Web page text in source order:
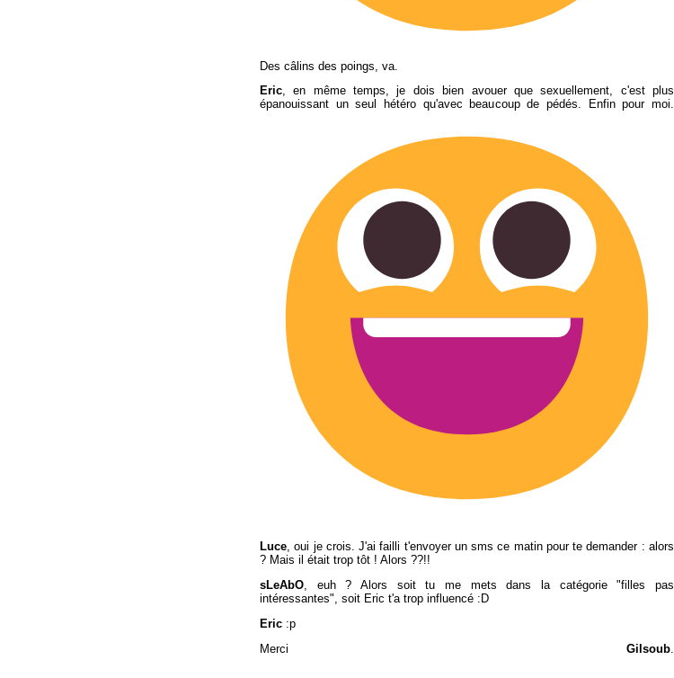
Des câlins des poings, va.
Eric, en même temps, je dois bien avouer que sexuellement, c'est plus
épanouissant un seul hétéro qu'avec beaucoup de pédés. Enfin pour moi.
Luce, oui je crois. J'ai failli t'envoyer un sms ce matin pour te demander : alors
? Mais il était trop tôt ! Alors ??!!
sLeAbO , euh ? Alors soit tu me mets dans la catégorie "filles pas
intéressantes", soit Eric t'a trop influencé :D
Eric :p
Merci Gilsoub